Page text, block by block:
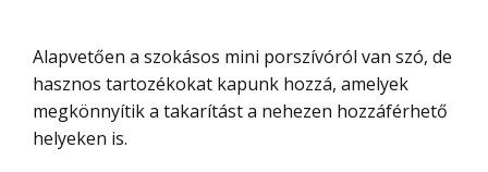
Alapvetően a szokásos mini porszívóról van szó, de
hasznos tartozékokat kapunk hozzá, amelyek
megkönnyítik a takarítást a nehezen hozzáférhető
helyeken is.